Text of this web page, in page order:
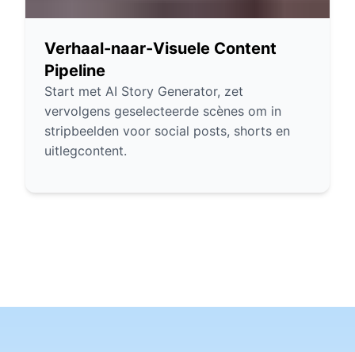
Verhaal-naar-Visuele Content
Pipeline
Start met AI Story Generator, zet
vervolgens geselecteerde scènes om in
stripbeelden voor social posts, shorts en
uitlegcontent.